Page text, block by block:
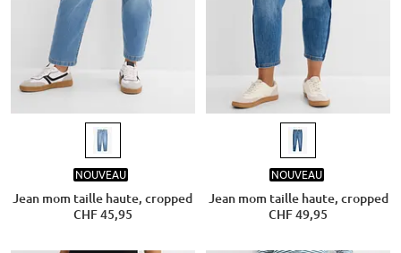
NOUVEAU
Jean mom taille haute, cropped
CHF 45,95
NOUVEAU
Jean mom taille haute, cropped
CHF 49,95